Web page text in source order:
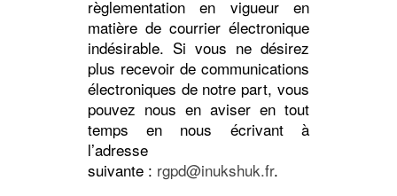
règlementation en vigueur en
matière de courrier électronique
indésirable. Si vous ne désirez
plus recevoir de communications
électroniques de notre part, vous
pouvez nous en aviser en tout
temps en nous écrivant à
l’adresse
suivante : rgpd@inukshuk.fr.